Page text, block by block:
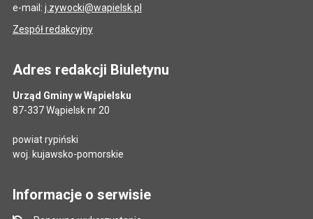
e-mail: j.zywocki@wapielsk.pl
Zespół redakcyjny
Adres redakcji Biuletynu
Urząd Gminy w Wąpielsku
87-337 Wąpielsk nr 20
powiat rypiński
woj. kujawsko-pomorskie
Informacje o serwisie